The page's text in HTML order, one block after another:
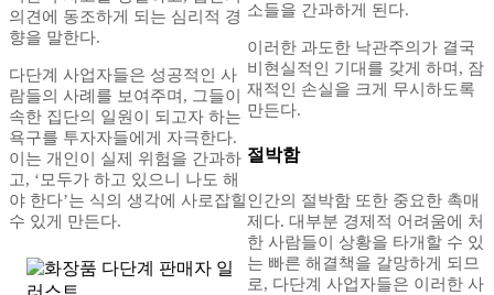
의견에 동조하게 되는 심리적 경
향을 말한다.
다단계 사업자들은 성공적인 사
람들의 사례를 보여주며, 그들이
속한 집단의 일원이 되고자 하는
욕구를 투자자들에게 자극한다.
이는 개인이 실제 위험을 간과하
고, ‘모두가 하고 있으니 나도 해
야 한다’는 식의 생각에 사로잡힐
수 있게 만든다.
소들을 간과하게 된다.
이러한 과도한 낙관주의가 결국
비현실적인 기대를 갖게 하며, 잠
재적인 손실을 크게 무시하도록
만든다.
절박함
인간의 절박함 또한 중요한 촉매
제다. 대부분 경제적 어려움에 처
한 사람들이 상황을 타개할 수 있
는 빠른 해결책을 갈망하게 되므
로, 다단계 사업자들은 이러한 사